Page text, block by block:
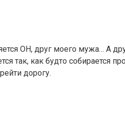
ОН, друг моего мужа… А
так, как будто собирается
дорогу.